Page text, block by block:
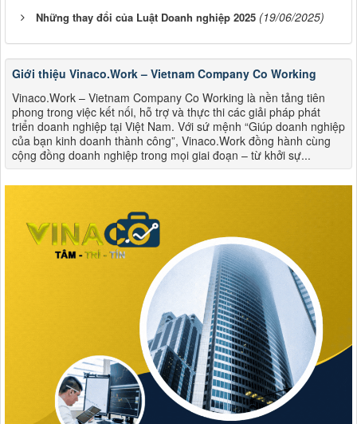
Những thay đổi của Luật Doanh nghiệp 2025 (19/06/2025)
Giới thiệu Vinaco.Work – Vietnam Company Co Working
Vinaco.Work – Vietnam Company Co Working là nền tảng tiên
phong trong việc kết nối, hỗ trợ và thực thi các giải pháp phát
triển doanh nghiệp tại Việt Nam. Với sứ mệnh “Giúp doanh nghiệp
của bạn kinh doanh thành công”, Vinaco.Work đồng hành cùng
cộng đồng doanh nghiệp trong mọi giai đoạn – từ khởi sự...